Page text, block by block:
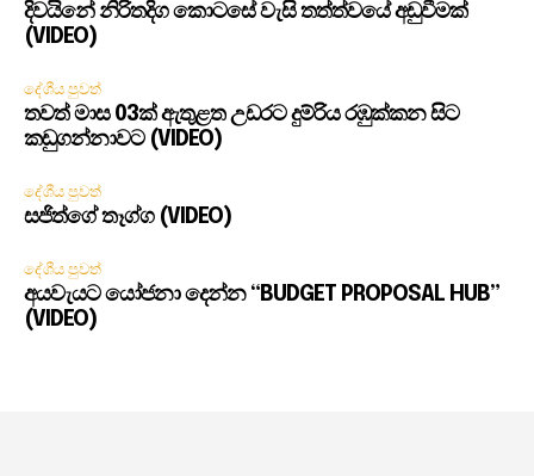
දිවයිනේ නිරිතදිග කොටසේ වැසි තත්ත්වයේ අඩුවීමක්
(VIDEO)
දේශීය පුවත්
තවත් මාස 03ක් ඇතුළත උඩරට දුම්රිය රඹුක්කන සිට
කඩුගන්නාවට (VIDEO)
දේශීය පුවත්
සජිත්ගේ තෑග්ග (VIDEO)
දේශීය පුවත්
අයවැයට යෝජනා දෙන්න “BUDGET PROPOSAL HUB”
(VIDEO)